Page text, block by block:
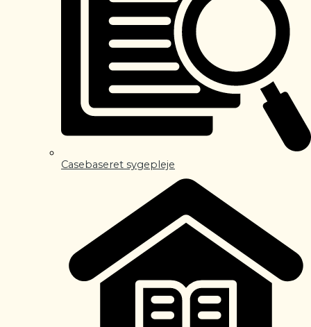
Casebaseret sygepleje